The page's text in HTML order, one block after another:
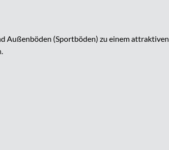
Außenböden (Sportböden) zu einem attraktiven